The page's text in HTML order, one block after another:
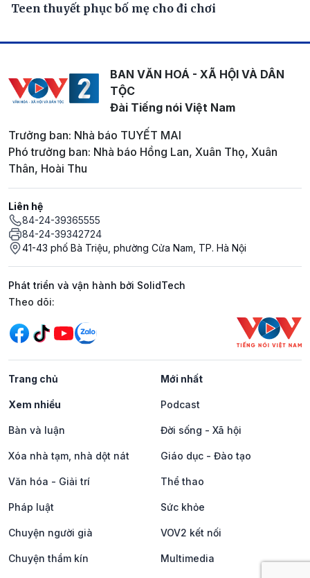
Teen thuyết phục bố mẹ cho đi chơi
BAN VĂN HOÁ - XÃ HỘI VÀ DÂN
TỘC
Đài Tiếng nói Việt Nam
Trưởng ban: Nhà báo TUYẾT MAI
Phó trưởng ban: Nhà báo Hồng Lan, Xuân Thọ, Xuân
Thân, Hoài Thu
Liên hệ
84-24-39365555
84-24-39342724
41-43 phố Bà Triệu, phường Cửa Nam, TP. Hà Nội
Phát triển và vận hành bởi SolidTech
Mạng xã hội
Theo dõi:
Trang chủ Mới nhất
Xem nhiều Podcast
Bàn và luận Đời sống - Xã hội
Xóa nhà tạm, nhà dột nát Giáo dục - Đào tạo
Văn hóa - Giải trí Thể thao
Pháp luật Sức khỏe
Chuyện người già VOV2 kết nối
Chuyện thầm kín Multimedia